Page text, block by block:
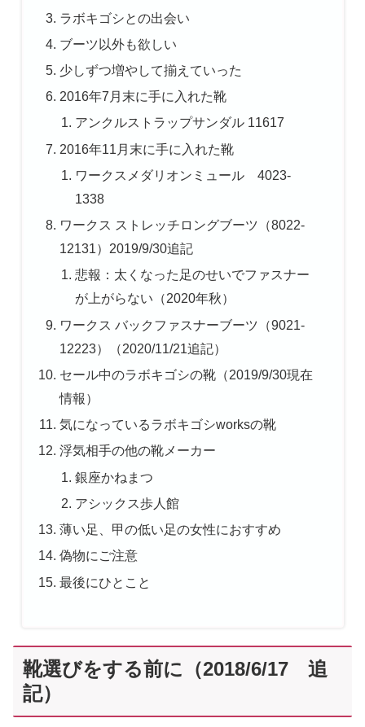
ラボキゴシとの出会い
ブーツ以外も欲しい
少しずつ増やして揃えていった
2016年7月末に手に入れた靴
アンクルストラップサンダル 11617
2016年11月末に手に入れた靴
ワークスメダリオンミュール 4023-
1338
ワークス ストレッチロングブーツ（8022-
12131）2019/9/30追記
悲報：太くなった足のせいでファスナー
が上がらない（2020年秋）
ワークス バックファスナーブーツ（9021-
12223）（2020/11/21追記）
セール中のラボキゴシの靴（2019/9/30現在
情報）
気になっているラボキゴシworksの靴
浮気相手の他の靴メーカー
銀座かねまつ
アシックス歩人館
薄い足、甲の低い足の女性におすすめ
偽物にご注意
最後にひとこと
靴選びをする前に（2018/6/17 追
記）